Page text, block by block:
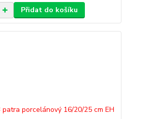
Přidat do košíku